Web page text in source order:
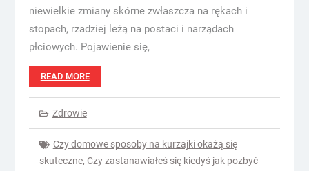
niewielkie zmiany skórne zwłaszcza na rękach i
stopach, rzadziej leżą na postaci i narządach
płciowych. Pojawienie się,
READ MORE
Zdrowie
Czy domowe sposoby na kurzajki okażą się
skuteczne, Czy zastanawiałeś się kiedyś jak pozbyć